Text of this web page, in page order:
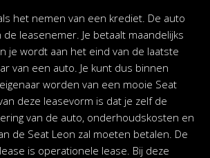
het nemen van een krediet. De auto
leasenemer. Je betaalt maandelijks
je wordt aan het eind van de laatste
van een auto. Je kunt dus binnen
worden van een mooie Seat
deze leasevorm is dat je zelf de
van de auto, onderhoudskosten en
de Seat Leon zal moeten betalen. De
is operationele lease. Bij deze